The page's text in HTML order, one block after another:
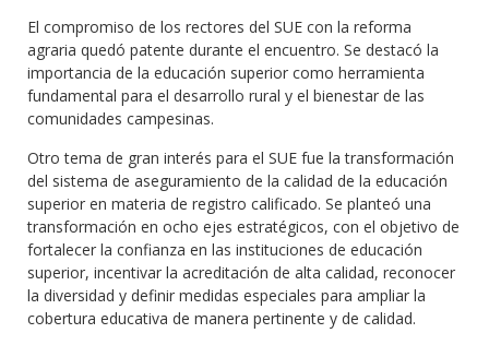
El compromiso de los rectores del SUE con la reforma
agraria quedó patente durante el encuentro. Se destacó la
importancia de la educación superior como herramienta
fundamental para el desarrollo rural y el bienestar de las
comunidades campesinas.
Otro tema de gran interés para el SUE fue la transformación
del sistema de aseguramiento de la calidad de la educación
superior en materia de registro calificado. Se planteó una
transformación en ocho ejes estratégicos, con el objetivo de
fortalecer la confianza en las instituciones de educación
superior, incentivar la acreditación de alta calidad, reconocer
la diversidad y definir medidas especiales para ampliar la
cobertura educativa de manera pertinente y de calidad.